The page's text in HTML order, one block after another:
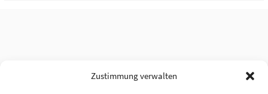
Zustimmung verwalten